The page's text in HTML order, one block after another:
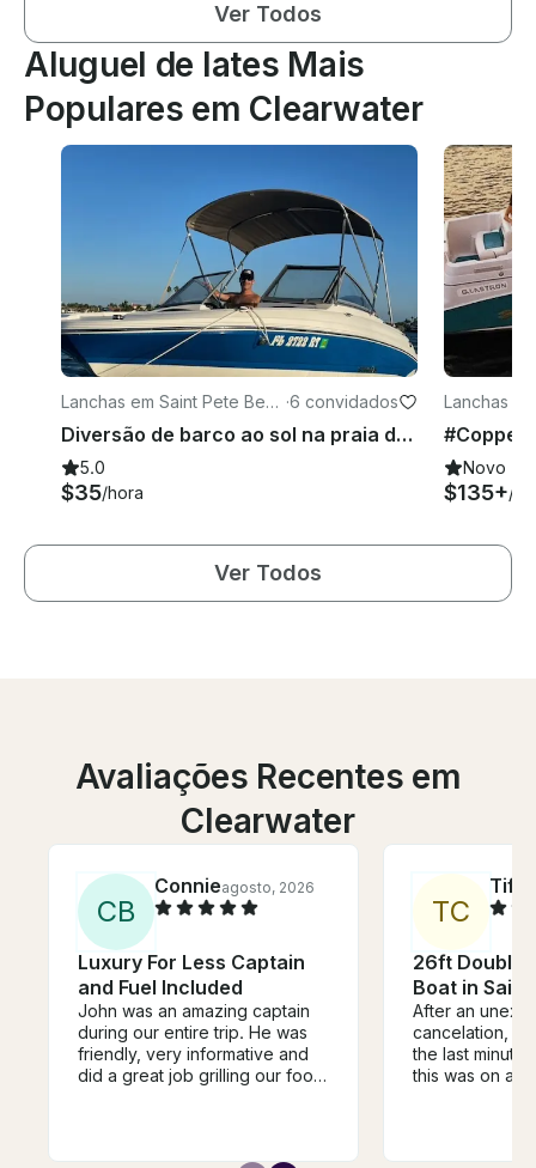
Ver Todos
Aluguel de Iates Mais
Populares em Clearwater
Lanchas em Saint Pete Beac
h
·6 convidados
Diversão de barco ao sol na praia de St Pete a bordo do Stingray de 19 pés
5.0
$35/hora
Lanchas
Novo
$135+/
Ver Todos
Avaliações Recentes em
Clearwater
CB
Connieagosto, 2026
Luxury For Less Captain
and Fuel Included
John was an amazing captain
during our entire trip. He was
friendly, very informative and
did a great job grilling our food.
and tell our friends to use him.
TC
26ft Double
Boat in Saint
After an
cancelation, I
the last
this was on a
panicking!